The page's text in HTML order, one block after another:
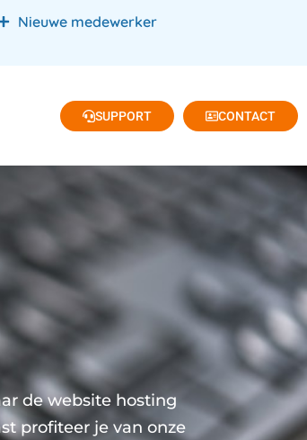
Nieuwe medewerker
SUPPORT CONTACT
de website hosting
profiteer je van onze